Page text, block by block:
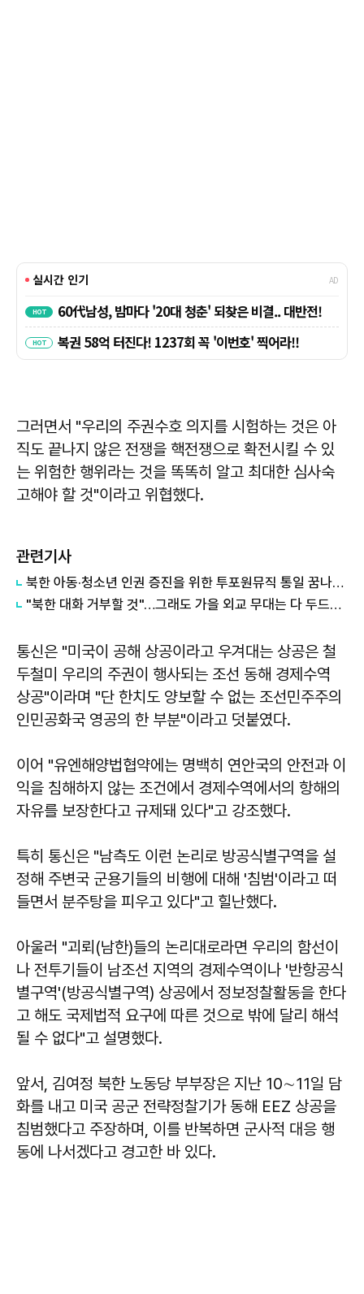
그러면서 "우리의 주권수호 의지를 시험하는 것은 아
직도 끝나지 않은 전쟁을 핵전쟁으로 확전시킬 수 있
는 위험한 행위라는 것을 똑똑히 알고 최대한 심사숙
고해야 할 것"이라고 위협했다.
관련기사
북한 아동·청소년 인권 증진을 위한 투포원뮤직 통일 꿈나무 희망음악회 개최
"북한 대화 거부할 것"…그래도 가을 외교 무대는 다 두드린다
통신은 "미국이 공해 상공이라고 우겨대는 상공은 철
두철미 우리의 주권이 행사되는 조선 동해 경제수역
상공"이라며 "단 한치도 양보할 수 없는 조선민주주의
인민공화국 영공의 한 부분"이라고 덧붙였다.
이어 "유엔해양법협약에는 명백히 연안국의 안전과 이
익을 침해하지 않는 조건에서 경제수역에서의 항해의
자유를 보장한다고 규제돼 있다"고 강조했다.
특히 통신은 "남측도 이런 논리로 방공식별구역을 설
정해 주변국 군용기들의 비행에 대해 '침범'이라고 떠
들면서 분주탕을 피우고 있다"고 힐난했다.
아울러 "괴뢰(남한)들의 논리대로라면 우리의 함선이
나 전투기들이 남조선 지역의 경제수역이나 '반항공식
별구역'(방공식별구역) 상공에서 정보정찰활동을 한다
고 해도 국제법적 요구에 따른 것으로 밖에 달리 해석
될 수 없다"고 설명했다.
앞서, 김여정 북한 노동당 부부장은 지난 10∼11일 담
화를 내고 미국 공군 전략정찰기가 동해 EEZ 상공을
침범했다고 주장하며, 이를 반복하면 군사적 대응 행
동에 나서겠다고 경고한 바 있다.